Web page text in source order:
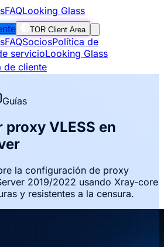
FAQLooking Glass
TOR Client Area
FAQSociosPolítica de
servicioLooking Glass
de cliente
Guías
VLESS en
la configuración de proxy
2019/2022 usando Xray-core
y resistentes a la censura.